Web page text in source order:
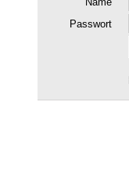
Name
Passwort